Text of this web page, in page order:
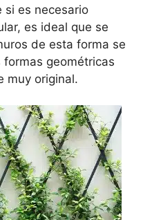
si es necesario
es ideal que se
de esta forma se
geométricas
muy original.